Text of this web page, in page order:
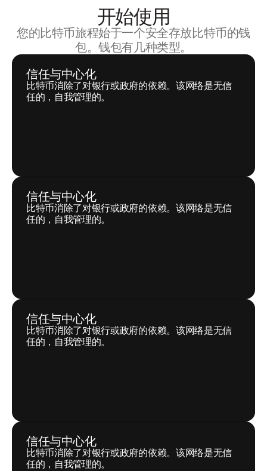
开始使用
您的比特币旅程始于一个安全存放比特币的钱
包。钱包有几种类型。
信任与中心化
比特币消除了对银行或政府的依赖。该网络是无信
任的，自我管理的。
信任与中心化
比特币消除了对银行或政府的依赖。该网络是无信
任的，自我管理的。
信任与中心化
比特币消除了对银行或政府的依赖。该网络是无信
任的，自我管理的。
信任与中心化
比特币消除了对银行或政府的依赖。该网络是无信
任的，自我管理的。